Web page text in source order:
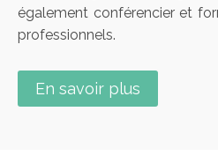
également conférencier et
professionnels.
En savoir plus